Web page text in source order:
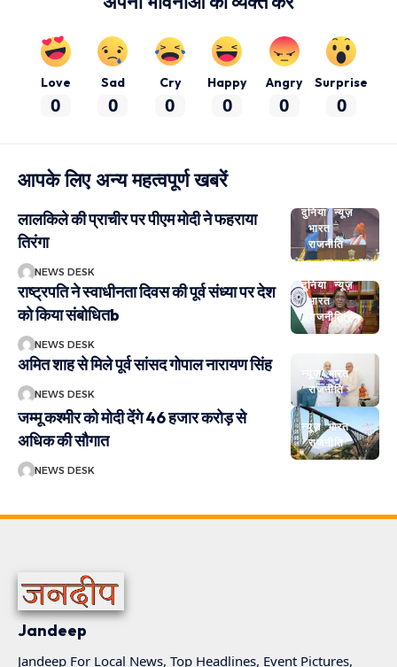
Love
0
Sad
0
Cry
0
Happy
0
Angry
0
Surprise
0
आपके लिए अन्य महत्वपूर्ण खबरें
दुनिया न्यूज़
भारत
राजनीति
लालकिले की प्राचीर पर पीएम मोदी ने फहराया
तिरंगा
NEWS DESK
दुनिया न्यूज़
भारत
राजनीति
राष्ट्रपति ने स्वाधीनता दिवस की पूर्व संध्या पर देश
को किया संबोधितb
NEWS DESK
न्यूज़ भारत
राजनीति
अमित शाह से मिले पूर्व सांसद गोपाल नारायण सिंह
NEWS DESK
न्यूज़ भारत
राजनीति
जम्मू कश्मीर को मोदी देंगे 46 हजार करोड़ से
अधिक की सौगात
NEWS DESK
Jandeep
Jandeep For Local News, Top Headlines, Event Pictures,